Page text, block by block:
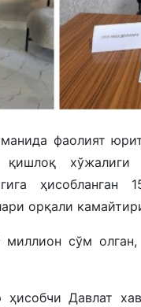
фаолият
қишлоқ хўжалиги
ҳисобланган
орқали
миллион сўм олган,
ҳисобчи Давлат